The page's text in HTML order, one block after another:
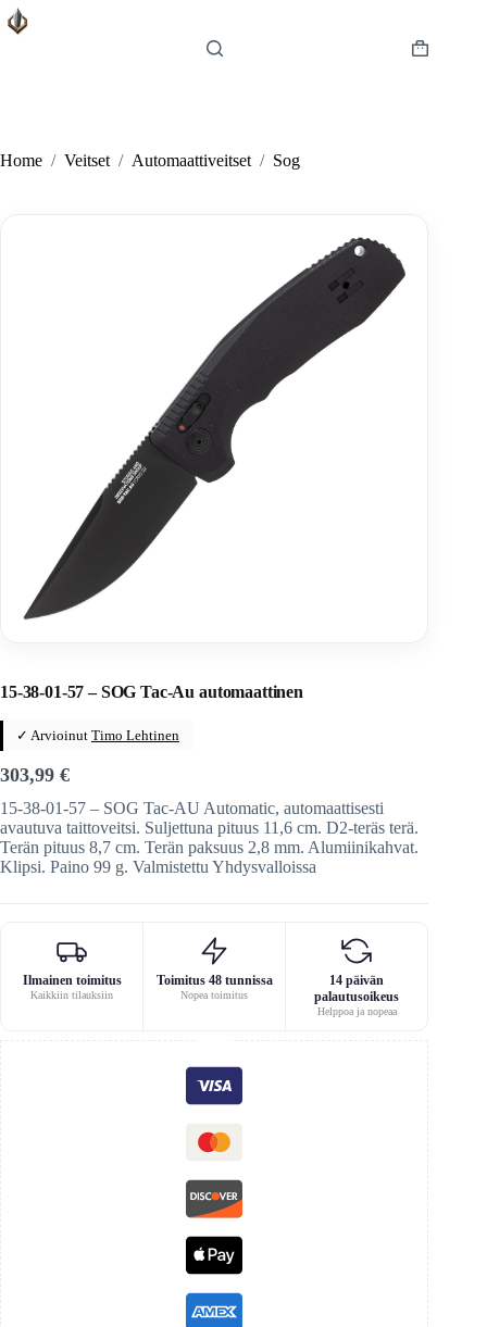
Skip
to
Shopping
Home / Veitset / Automaattiveitset / Sog
15-38-01-57 – SOG Tac-Au automaattinen
✓ Arvioinut Timo Lehtinen
303,99 €
15-38-01-57 – SOG Tac-AU Automatic, automaattisesti
avautuva taittoveitsi. Suljettuna pituus 11,6 cm. D2-teräs terä.
Terän pituus 8,7 cm. Terän paksuus 2,8 mm. Alumiinikahvat.
Klipsi. Paino 99 g. Valmistettu Yhdysvalloissa
Ilmainen toimitus
Kaikkiin tilauksiin
Toimitus 48 tunnissa
Nopea toimitus
14 päivän
palautusoikeus
Helppoa ja nopeaa